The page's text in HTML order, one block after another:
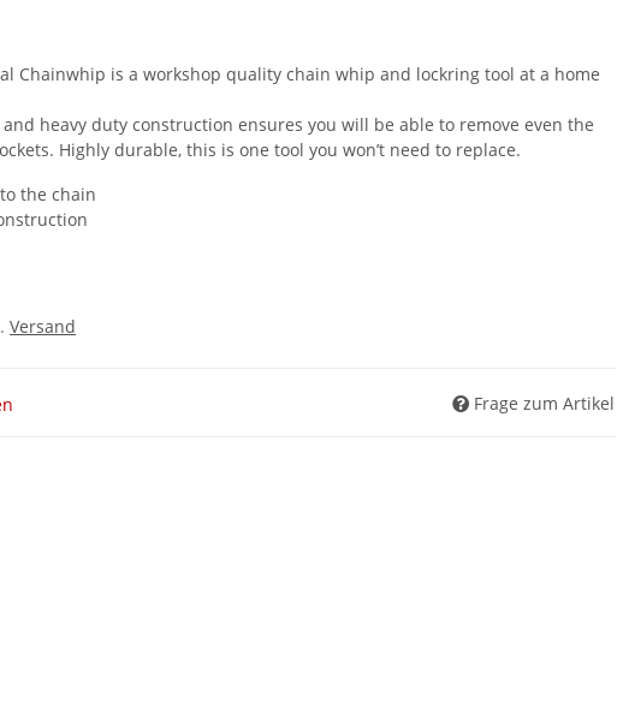
Chainwhip is a workshop quality chain whip and lockring tool at a home
heavy duty construction ensures you will be able to remove even the
Highly durable, this is one tool you won’t need to replace.
the chain
Versand
Frage zum Artikel